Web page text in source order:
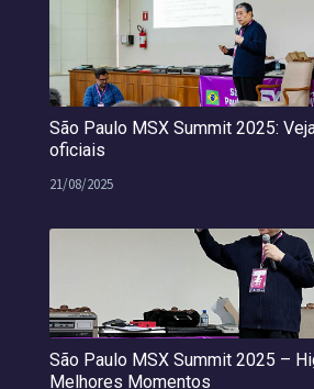
São Paulo MSX Summit 2025:
oficiais
21/08/2025
São Paulo MSX Summit 2025 –
Melhores Momentos